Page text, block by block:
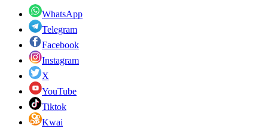
WhatsApp
Telegram
Facebook
Instagram
X
YouTube
Tiktok
Kwai